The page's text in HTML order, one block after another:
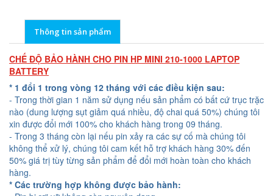
Thông tin sản phẩm
CHẾ ĐỘ BẢO HÀNH CHO PIN HP MINI 210-1000 LAPTOP
BATTERY
* 1 đổi 1 trong vòng 12 tháng với các điều kiện sau:
- Trong thời gian 1 năm sử dụng nếu sản phẩm có bất cứ trục trặc
nào (dung lượng sụt giảm quá nhiều, độ chai quá 50%) chúng tôi
xin được đổi mới 100% cho khách hàng trong 09 tháng.
- Trong 3 tháng còn lại nếu pin xảy ra các sự cố mà chúng tôi
không thể xử lý, chúng tôi cam kết hỗ trợ khách hàng 30% đến
50% giá trị tùy từng sản phẩm để đổi mới hoàn toàn cho khách
hàng.
* Các trường hợp không được bảo hành: